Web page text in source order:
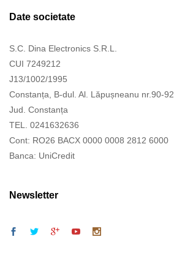
Date societate
S.C. Dina Electronics S.R.L.
CUI 7249212
J13/1002/1995
Constanța, B-dul. Al. Lăpușneanu nr.90-92,
Jud. Constanța
TEL. 0241632636
Cont: RO26 BACX 0000 0008 2812 6000
Banca: UniCredit
Newsletter